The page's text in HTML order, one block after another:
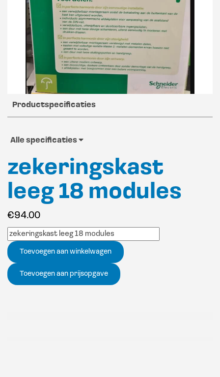
Productspecificaties
Alle specificaties
zekeringskast
leeg 18 modules
€94.00
Toevoegen aan winkelwagen
Toevoegen aan prijsopgave